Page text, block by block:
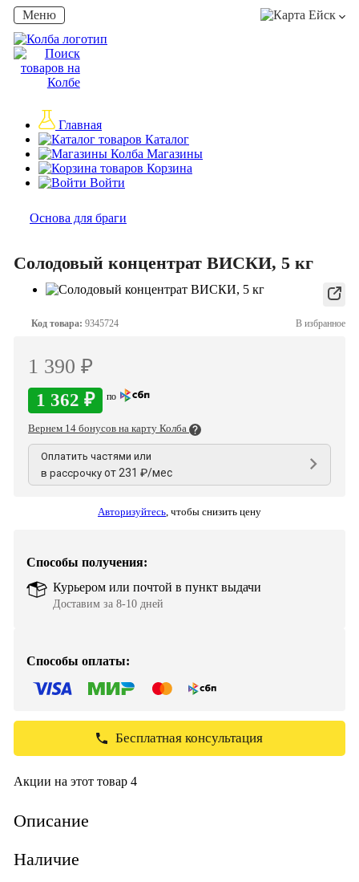
Меню Ейск
Главная
Каталог
Магазины
Корзина
Войти
Основа для браги
Солодовый концентрат ВИСКИ, 5 кг
Код товара: 9345724 В избранное
1 390 ₽
1 362 ₽ по
Вернем 14 бонусов на карту Колба
Оплатить частями или
в рассрочку от 231 ₽/мес
Авторизуйтесь, чтобы снизить цену
Способы получения:
Курьером или почтой в пункт выдачи
Доставим за 8-10 дней
Способы оплаты:
Бесплатная консультация
Акции на этот товар 4
Описание
Наличие